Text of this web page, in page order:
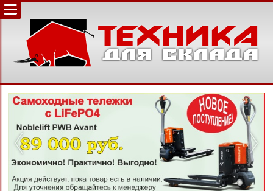
‹ ›